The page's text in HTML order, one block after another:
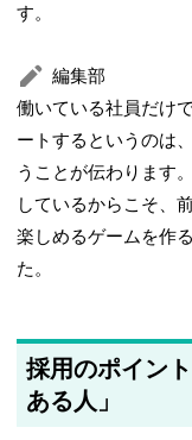
す。
編集部
働いている社員だけ
ートするというのは
うことが伝わります
しているからこそ、
楽しめるゲームを作
た。
採用のポイン
ある人」